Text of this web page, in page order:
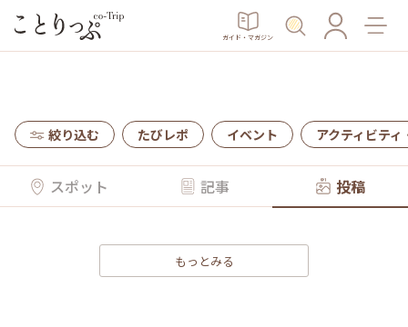
ガイド・マガジン
絞り込む たびレポ イベント アクティビティ
スポット 記事 投稿
もっとみる